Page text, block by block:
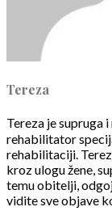
Tereza
Tereza je supruga
rehabilitator
rehabilitaciji.
kroz ulogu žene,
temu obitelji,
vidite sve objave